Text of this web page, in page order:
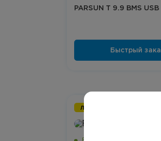
PARSUN T 9.9 BMS USB
Лучшая цена